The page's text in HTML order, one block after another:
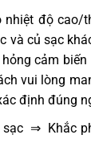
nhiệt độ
và củ sạc
cảm
vui lòng
định đúng
sạc ⇒ Khắc